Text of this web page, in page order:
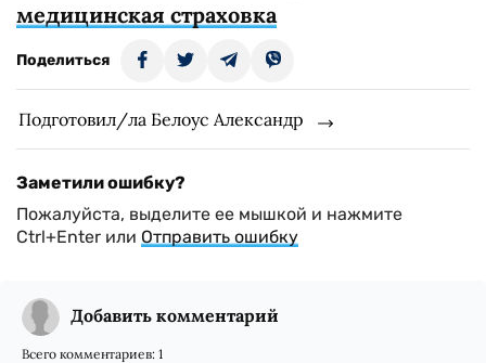
медицинская страховка
Поделиться
Подготовил/ла Белоус Александр
Заметили ошибку?
Пожалуйста, выделите ее мышкой и нажмите
Ctrl+Enter или Отправить ошибку
Добавить комментарий
Всего комментариев: 1